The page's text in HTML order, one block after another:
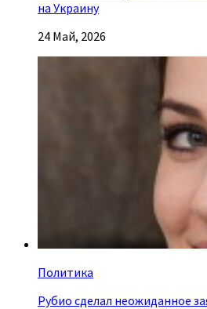
на Украину
24 Май, 2026
Политика
Рубио сделал неожиданное